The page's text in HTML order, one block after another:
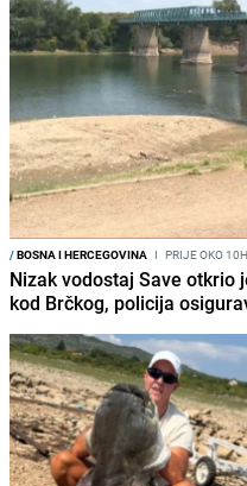
/BOSNA I HERCEGOVINA I PRIJE OKO 10H
Nizak vodostaj Save otkrio
kod Brčkog, policija